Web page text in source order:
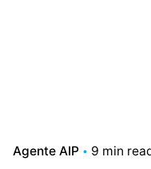
Agente AIP 9 min